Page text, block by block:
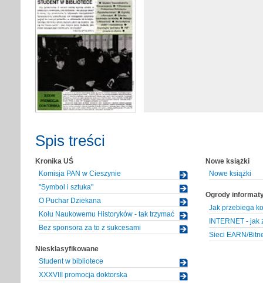
Spis treści
Kronika UŚ
Komisja PAN w Cieszynie
"Symbol i sztuka"
O Puchar Dziekana
Kołu Naukowemu Historyków - tak trzymać
Bez sponsora za to z sukcesami
Niesklasyfikowane
Student w bibliotece
XXXVIII promocja doktorska
Nowe książki
Nowe książki
Ogrody
Jak przebiega
INTERNET - jak
Sieci EARN/